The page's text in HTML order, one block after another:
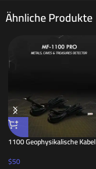
Ähnliche Produkte
1100 Geophysikalische Kabel
$50